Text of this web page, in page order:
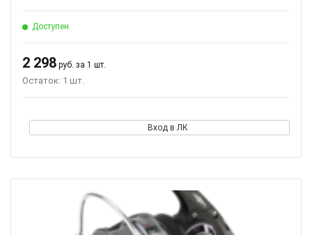
Доступен
2 298 руб. за 1 шт.
Остаток: 1 шт.
Вход в ЛК